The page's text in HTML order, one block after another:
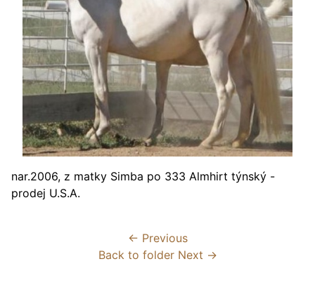
nar.2006, z matky Simba po 333 Almhirt týnský -
prodej U.S.A.
← Previous
Back to folder Next →